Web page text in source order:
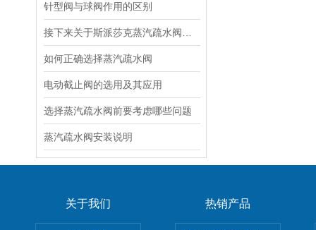
针型阀与球阀作用的区别
如何正确选择蒸汽疏水阀
电动截止阀的选用及其应用
选择蒸汽疏水阀前要考虑哪些问题
蒸汽疏水阀安装说明
关于我们 热销产品